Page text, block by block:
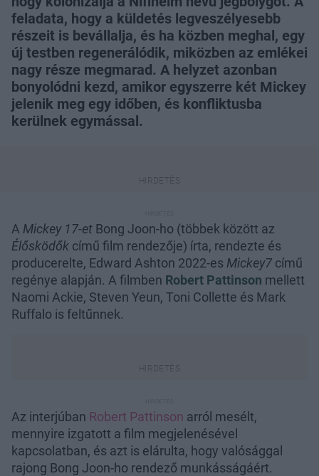
feladata, hogy a küldetés legveszélyesebb
részeit is bevállalja, és ha közben meghal, egy
új testben regenerálódik, miközben az emlékei
nagy része megmarad. A helyzet azonban
bonyolódni kezd, amikor egyszerre két Mickey
jelenik meg egy időben, és konfliktusba
kerülnek egymással.
A Mickey 17-et Bong Joon-ho (többek között az
Élősködők című film rendezője) írta, rendezte és
producerelte, Edward Ashton 2022-es Mickey7 című
regénye alapján. A filmben Robert Pattinson mellett
Naomi Ackie, Steven Yeun, Toni Collette és Mark
Ruffalo is feltűnnek.
Az interjúban Robert Pattinson arról mesélt,
mennyire izgatott a film megjelenésével
kapcsolatban, és azt is elárulta, hogy valósággal
rajong Bong Joon-ho rendező munkásságáért.